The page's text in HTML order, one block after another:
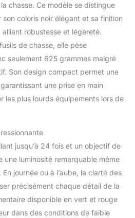
chasse. Ce modèle se distingue
coloris noir élégant et sa finition
robustesse et légèreté.
de chasse, elle pèse
seulement 625 grammes malgré
Son design compact permet une
une prise en main
les plus lourds équipements lors de
jusqu’à 24 fois et un objectif de
une luminosité remarquable même
journée ou à l’aube, la clarté des
précisément chaque détail de la
disponible en vert et rouge
dans des conditions de faible